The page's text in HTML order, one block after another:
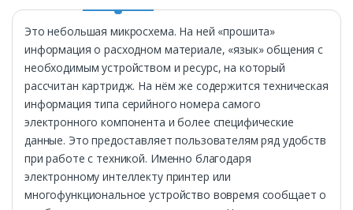
Это небольшая микросхема. На ней «прошита»
информация о расходном материале, «язык» общения с
необходимым устройством и ресурс, на который
рассчитан картридж. На нём же содержится техническая
информация типа серийного номера самого
электронного компонента и более специфические
данные. Это предоставляет пользователям ряд удобств
при работе с техникой. Именно благодаря
электронному интеллекту принтер или
многофункциональное устройство вовремя сообщает о